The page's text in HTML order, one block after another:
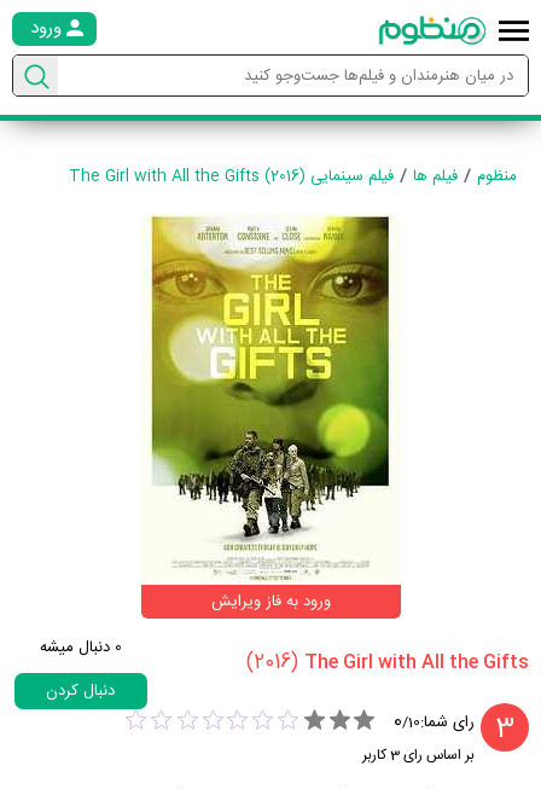
ورود
منظوم فیلم ها فیلم سینمایی The Girl with All the Gifts (2016)
ورود به فاز ویرایش
(2016)
0 دنبال میشه
دنبال کردن
3 رای شما: 0/10
بر اساس رای3کاربر